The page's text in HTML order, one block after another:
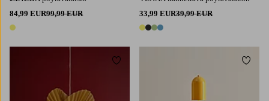
84,99 EUR99,99 EUR
1 väri
33,99 EUR39,99 EUR
4 värejä
Lisää suosikkeihin Lisää